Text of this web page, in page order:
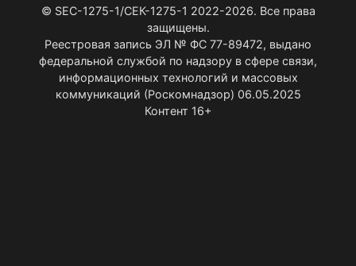
© SEC-1275-1/СЕК-1275-1 2022-2026. Все права
защищены.
Реестровая запись ЭЛ № ФС 77-89472, выдано
федеральной службой по надзору в сфере связи,
информационных технологий и массовых
коммуникаций (Роскомнадзор) 06.05.2025
Контент 16+